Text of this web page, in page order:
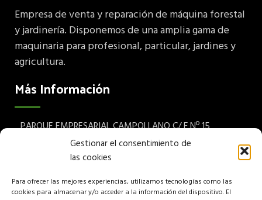
Gestionar el consentimiento de
las cookies
Para ofrecer las mejores experiencias, utilizamos tecnologías como las
cookies para almacenar y/o acceder a la información del dispositivo. El
Empresa de venta y reparación de máquina forestal
y jardinería. Disponemos de una amplia gama de
maquinaria para profesional, particular, jardines y
agricultura.
Más Información
PARQUE EMPRESARIAL CAMPOLLANO C/ F Nº 15
Albacete 02007 España
Teléfono: (+34) 967 24 68 72
Aviso legal